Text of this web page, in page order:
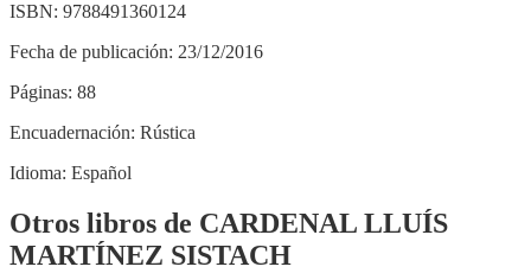
ISBN: 9788491360124
Fecha de publicación: 23/12/2016
Páginas: 88
Encuadernación: Rústica
Idioma: Español
Otros libros de CARDENAL LLUÍS
MARTÍNEZ SISTACH